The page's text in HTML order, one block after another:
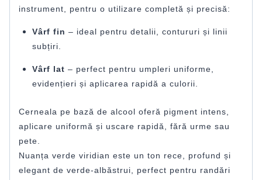
instrument, pentru o utilizare completă și precisă:
Vârf fin – ideal pentru detalii, contururi și linii
subțiri.
Vârf lat – perfect pentru umpleri uniforme,
evidențieri și aplicarea rapidă a culorii.
Cerneala pe bază de alcool oferă pigment intens,
aplicare uniformă și uscare rapidă, fără urme sau
pete.
Nuanța verde viridian este un ton rece, profund și
elegant de verde-albăstrui, perfect pentru randări